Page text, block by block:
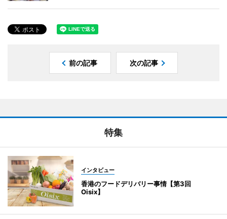
前の記事 次の記事
特集
インタビュー
香港のフードデリバリー事情【第3回
Oisix】